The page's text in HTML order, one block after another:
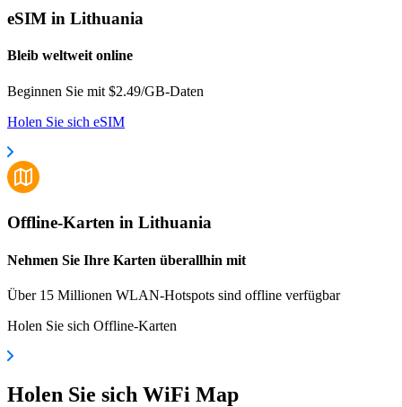
eSIM in Lithuania
Bleib weltweit online
Beginnen Sie mit $2.49/GB-Daten
Holen Sie sich eSIM
Offline-Karten in Lithuania
Nehmen Sie Ihre Karten überallhin mit
Über 15 Millionen WLAN-Hotspots sind offline verfügbar
Holen Sie sich Offline-Karten
Holen Sie sich WiFi Map